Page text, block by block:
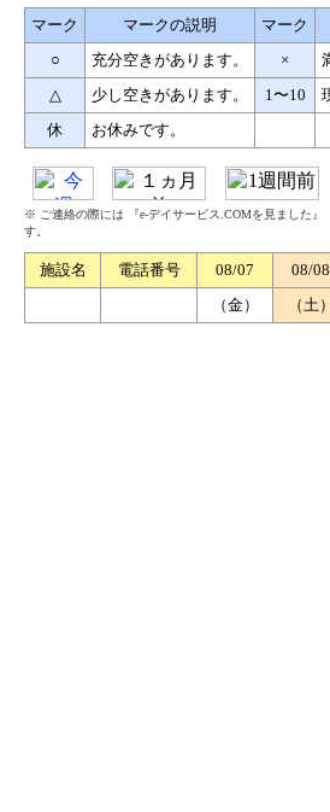
マーク マークの説明
マーク
○
充分空きがあります。 ×
△
少し空きがあります。 1〜10
休
お休みです。
※ ご連絡の際には 『e-デイサービス.COMを見ました
す。
施設名 電話番号 08/07
08/08
（金）
（土